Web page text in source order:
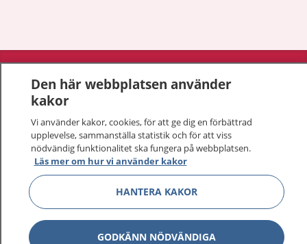
Visa
Om 1177
Kontakt
Behandling av personuppgifter
Hantering av kakor
Den här webbplatsen använder
kakor
Vi använder kakor, cookies, för att ge dig en förbättrad
upplevelse, sammanställa statistik och för att viss
nödvändig funktionalitet ska fungera på webbplatsen.
Läs mer om hur vi använder kakor
HANTERA KAKOR
GODKÄNN NÖDVÄNDIGA